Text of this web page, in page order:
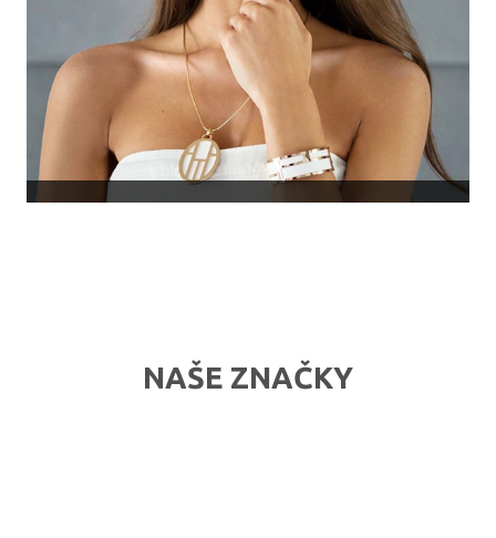
NAŠE ZNAČKY